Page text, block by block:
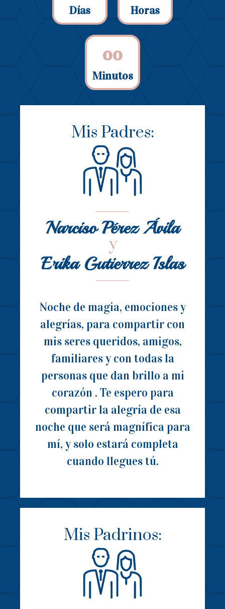
Días Horas
00
Minutos
Mis Padres:
Narciso Pérez Ávila
y
Erika Gutierrez Islas
Noche de magia, emociones y
alegrías, para compartir con
mis seres queridos, amigos,
familiares y con todas la
personas que dan brillo a mi
corazón . Te espero para
compartir la alegría de esa
noche que será magnífica para
mí, y solo estará completa
cuando llegues tú.
Mis Padrinos: